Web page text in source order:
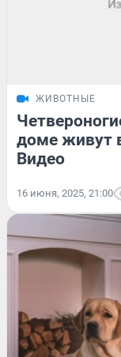
ЖИВОТНЫЕ
доме живут
Видео
16 июня, 2025, 21:00